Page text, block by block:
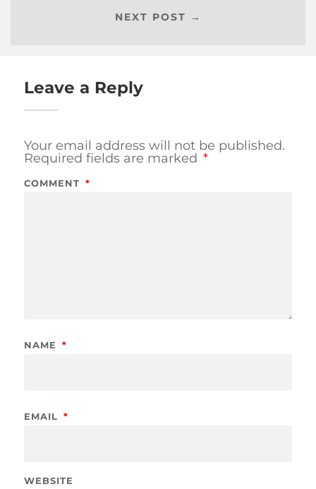
NEXT POST →
Leave a Reply
Your email address will not be published.
Required fields are marked *
COMMENT *
NAME *
EMAIL *
WEBSITE